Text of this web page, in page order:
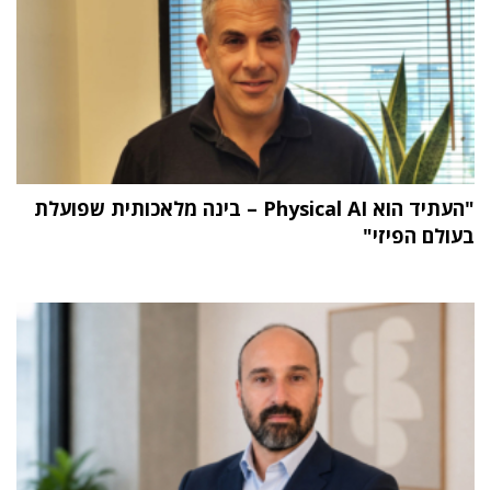
"העתיד הוא Physical AI – בינה מלאכותית שפועלת
בעולם הפיזי"